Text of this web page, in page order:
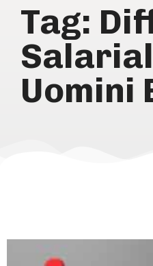
Tag:
Uomini